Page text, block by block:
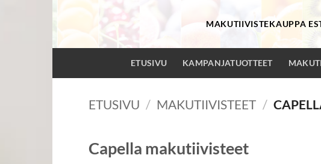
MAKUTIIVISTEKAUPPA
ETUSIVU KAMPANJATUOTTEET
ETUSIVU / MAKUTIIVISTEET /
Capella makutiivisteet